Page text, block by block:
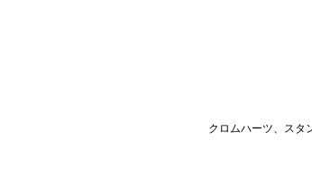
クロムハーツ、スタ